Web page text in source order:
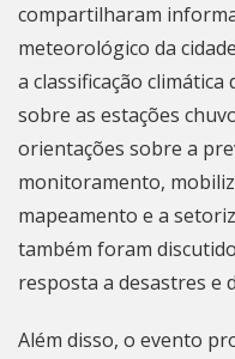
compartilharam
meteorológico da
a classificação climática
sobre as estações
orientações sobre a
monitoramento,
mapeamento e a
também foram
resposta a desastres e
Além disso, o evento